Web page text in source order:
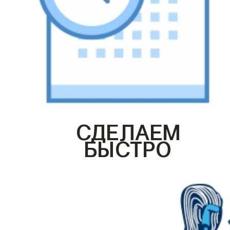
СДЕЛАЕМ
БЫСТРО